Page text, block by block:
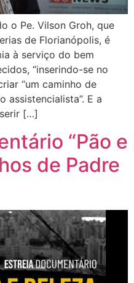
o Pe. Vilson Groh, que
de Florianópolis, é
à serviço do bem
“inserindo-se no
“um caminho de
assistencialista”. E a
[…]
“Pão e
de Padre